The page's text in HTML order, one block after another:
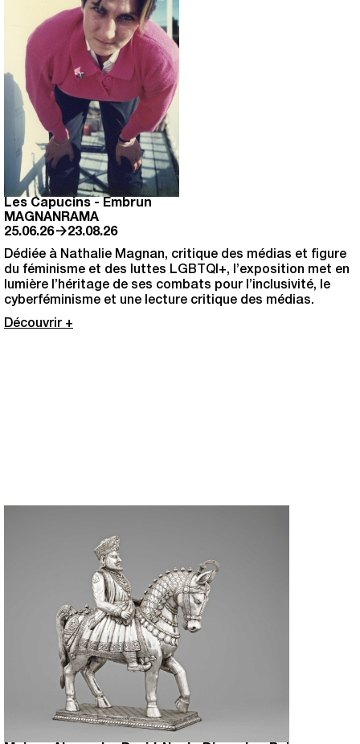
Les Capucins - Embrun
MAGNANRAMA
25.06.26→23.08.26
Dédiée à Nathalie Magnan, critique des médias et figure
du féminisme et des luttes LGBTQI+, l’exposition met en
lumière l’héritage de ses combats pour l’inclusivité, le
cyberféminisme et une lecture critique des médias.
Découvrir +